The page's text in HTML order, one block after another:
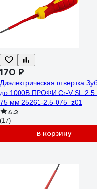
170 ₽
Диэлектрическая отвертка
до 1000В ПРОФИ Cr-V SL 2.5 x
75 мм 25261-2.5-075_z01
4.2
(17)
В корзину